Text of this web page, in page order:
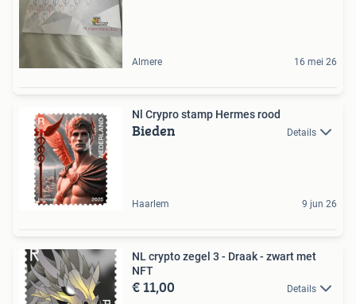
Almere 16 mei 26
Nl Crypro stamp Hermes rood
Bieden Details
Haarlem 9 jun 26
NL crypto zegel 3 - Draak - zwart met
NFT
€ 11,00 Details